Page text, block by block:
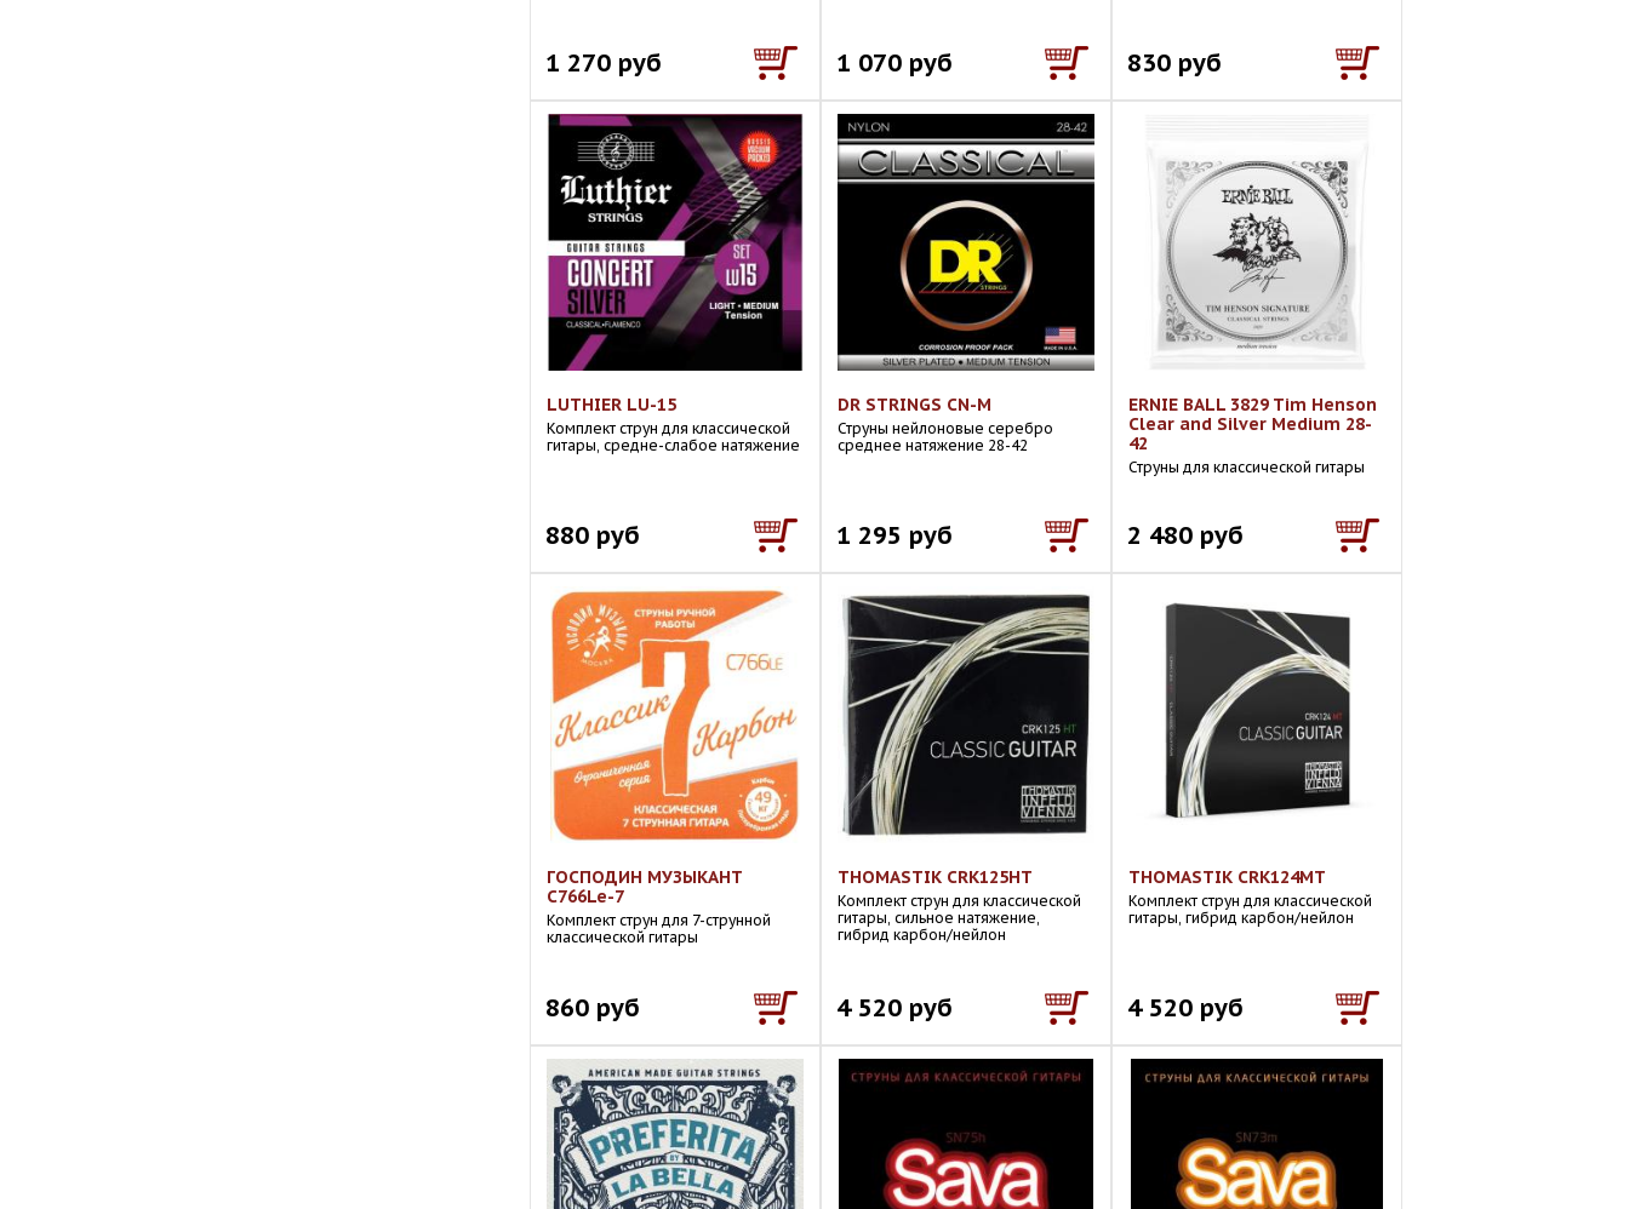
1 270 руб 1 070 руб 830 руб
LUTHIER LU-15
Комплект струн для классической
гитары, средне-слабое натяжение
880 руб
DR STRINGS CN-M
Струны нейлоновые серебро
среднее натяжение 28-42
1 295 руб
ERNIE BALL 3829 Tim Henson
Clear and Silver Medium 28-
42
Струны для классической гитары
2 480 руб
ГОСПОДИН МУЗЫКАНТ
C766Le-7
Комплект струн для 7-струнной
классической гитары
860 руб
THOMASTIK CRK125HT
Комплект струн для классической
гитары, сильное натяжение,
гибрид карбон/нейлон
4 520 руб
THOMASTIK CRK124MT
Комплект струн для классической
гитары, гибрид карбон/нейлон
4 520 руб